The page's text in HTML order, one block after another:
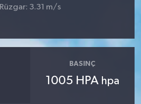
Rüzgar: 3.31 m/s
BASINÇ
1005 HPA hpa